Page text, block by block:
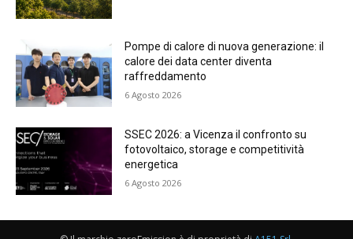
Pompe di calore di nuova generazione: il
calore dei data center diventa
raffreddamento
6 Agosto 2026
SSEC 2026: a Vicenza il confronto su
fotovoltaico, storage e competitività
energetica
6 Agosto 2026